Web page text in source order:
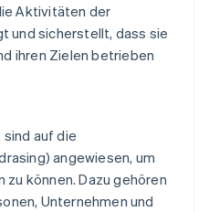
Aktivitäten der
und sicherstellt, dass sie
ihren Zielen betrieben
auf die
angewiesen, um
können. Dazu gehören
Unternehmen und